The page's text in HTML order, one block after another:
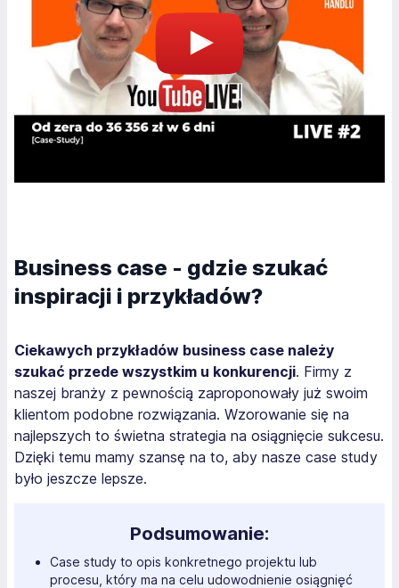
Business case - gdzie szukać
inspiracji i przykładów?
Ciekawych przykładów business case należy
szukać przede wszystkim u konkurencji. Firmy z
naszej branży z pewnością zaproponowały już swoim
klientom podobne rozwiązania. Wzorowanie się na
najlepszych to świetna strategia na osiągnięcie sukcesu.
Dzięki temu mamy szansę na to, aby nasze case study
było jeszcze lepsze.
Podsumowanie:
Case study to opis konkretnego projektu lub
procesu, który ma na celu udowodnienie osiągnięć